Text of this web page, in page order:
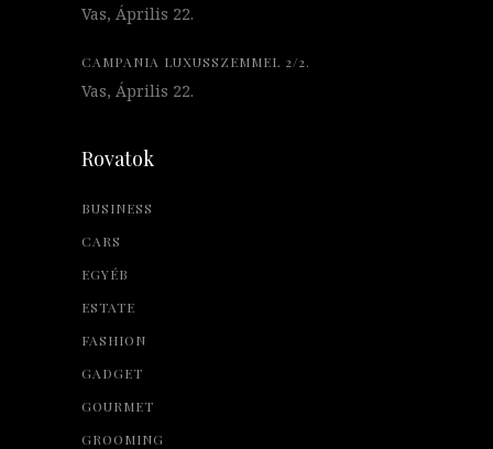
Vas, Április 22.
CAMPANIA LUXUSSZEMMEL 2/2.
Vas, Április 22.
Rovatok
BUSINESS
CARS
EGYÉB
ESTATE
FASHION
GADGET
GOURMET
GROOMING